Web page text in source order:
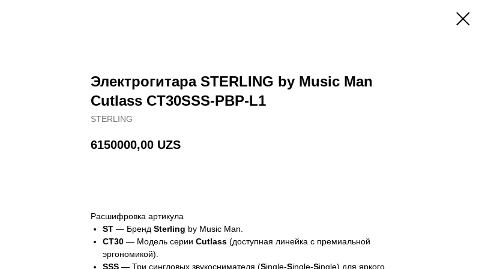
Электрогитара STERLING by Music Man
Cutlass CT30SSS-PBP-L1
STERLING
6150000,00 UZS
Расшифровка артикула
ST — Бренд Sterling by Music Man.
CT30 — Модель серии Cutlass (доступная линейка с премиальной
эргономикой).
SSS — Три сингловых звукоснимателя (Single-Single-Single) для яркого,